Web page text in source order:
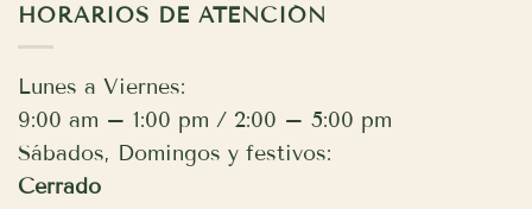
HORARIOS DE ATENCIÓN
Lunes a Viernes:
9:00 am – 1:00 pm / 2:00 – 5:00 pm
Sábados, Domingos y festivos:
Cerrado